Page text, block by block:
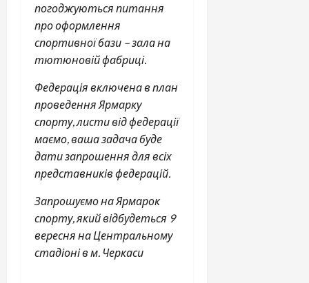
погоджуються питання
про оформлення
спортивної бази – зала на
тютюновій фабриці.
Федерація включена в план
проведення Ярмарку
спорту, листи від федерації
маємо, ваша задача буде
дати запрошення для всіх
представників федерацій.
Запрошуємо на Ярмарок
спорту, який відбудеться 9
вересня на Центральному
стадіоні в м. Черкаси